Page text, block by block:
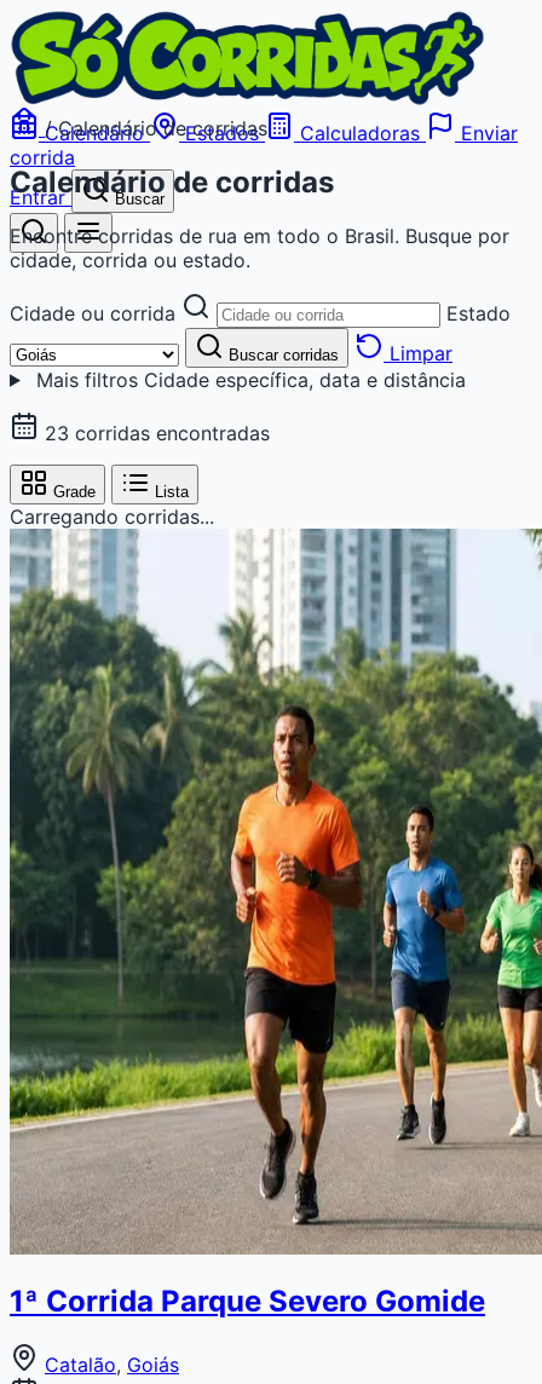
Calendário Estados Calculadoras
Enviar
corrida
Entrar
Buscar
/ Calendário de corridas
Calendário de corridas
Encontre corridas de rua em todo o Brasil. Busque por
cidade, corrida ou estado.
Cidade ou corrida Estado
Buscar corridas
Limpar
Mais filtros Cidade específica, data e distância
23 corridas encontradas
Grade Lista
Carregando corridas...
1ª Corrida Parque Severo Gomide
Catalão, Goiás